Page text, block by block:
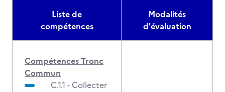
Liste de
compétences
Modalités
d'évaluation
Compétences Tronc
Commun
C.1.1 - Collecter